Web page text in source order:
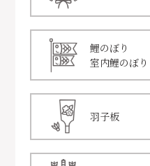
鯉のぼり
室内鯉のぼり
羽子板